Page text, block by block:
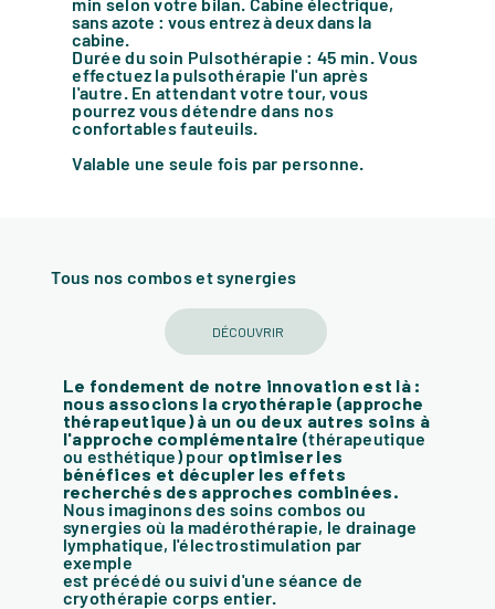
sans azote : vous entrez à deux dans la
cabine.
Durée du soin Pulsothérapie : 45 min. Vous
effectuez la pulsothérapie l'un après
l'autre. En attendant votre tour, vous
pourrez vous détendre dans nos
confortables fauteuils.
Valable une seule fois par personne.
Tous nos combos et synergies
DÉCOUVRIR
Le fondement de notre innovation est là :
nous associons la cryothérapie (approche
thérapeutique) à un ou deux autres soins à
l'approche complémentaire (thérapeutique
ou esthétique) pour optimiser les
bénéfices et décupler les effets
recherchés des approches combinées.
Nous imaginons des soins combos ou
synergies où la madérothérapie, le drainage
lymphatique, l'électrostimulation par
exemple
est précédé ou suivi d'une séance de
cryothérapie corps entier.